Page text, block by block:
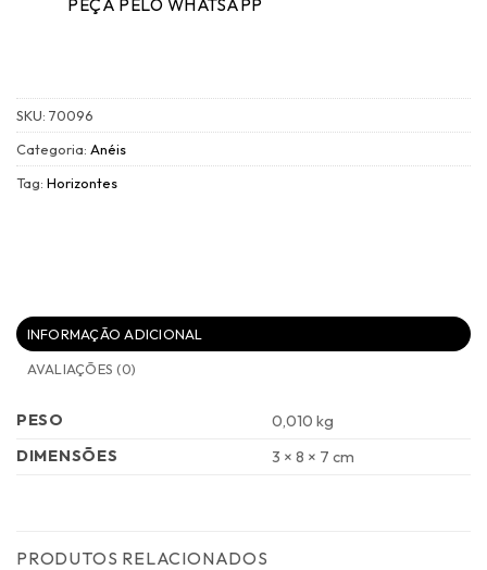
SKU: 70096
Categoria: Anéis
Tag: Horizontes
INFORMAÇÃO ADICIONAL
AVALIAÇÕES (0)
PESO
0,010 kg
DIMENSÕES
3 × 8 × 7 cm
PRODUTOS RELACIONADOS